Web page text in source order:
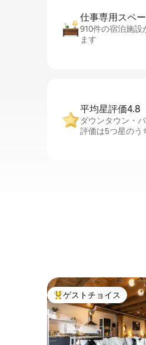
仕事専用ス⁠ペ⁠
910件の宿泊施設
ます
平均星評価4.8
ダウンタウン・
評価は5つ星のう
大好評のゲストチョイ
ゲストチョイス